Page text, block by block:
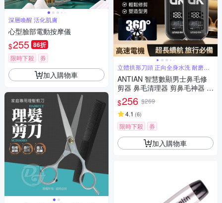
深層喚醒 活化肌膚
心型臉部電動按摩儀
$255 86折
限時下殺 券
加入購物車
立體拱形刀頭 正向全身水洗 耐磨雙
刃刀片
ANTIAN 智慧數顯男士鼻毛修
剪器 鼻毛清理器 剪鼻毛神器 無
線充電式鼻毛刀 鼻毛剪
$256 $269
4.1 (6)
限時下殺 券
加入購物車